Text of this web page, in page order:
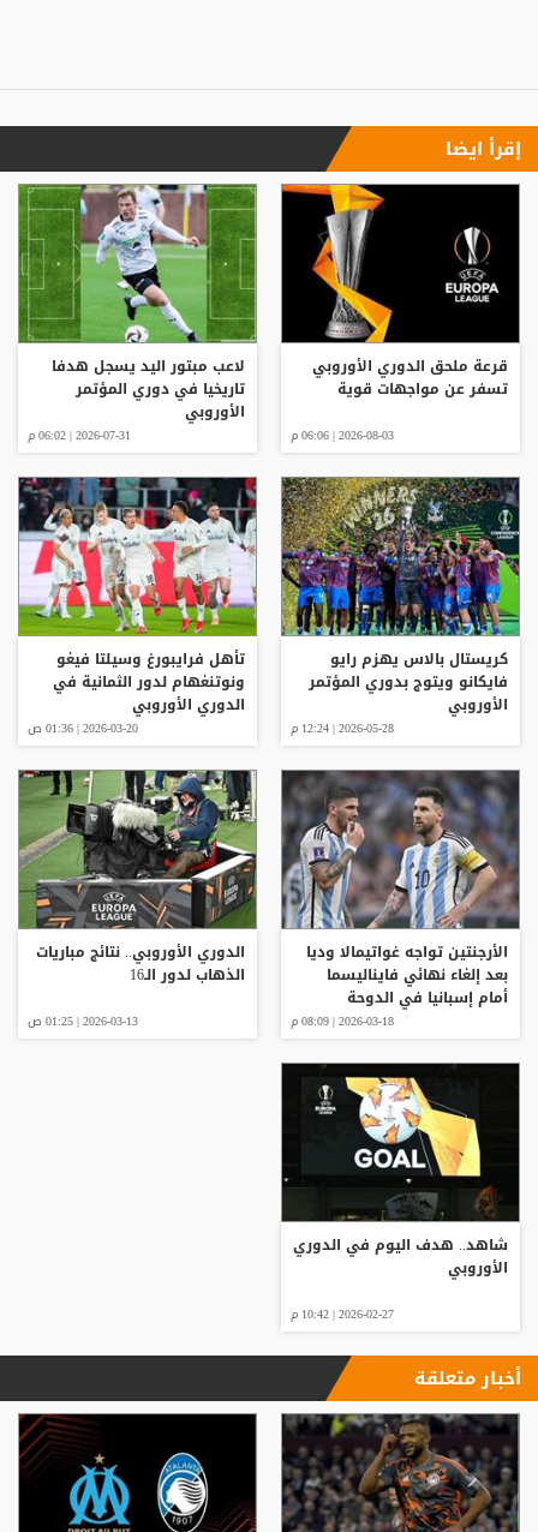
إقرأ ايضا
قرعة ملحق الدوري الأوروبي
تسفر عن مواجهات قوية
2026-08-03 | 06:06 م
لاعب مبتور اليد يسجل هدفا
تاريخيا في دوري المؤتمر
الأوروبي
2026-07-31 | 06:02 م
كريستال بالاس يهزم رايو
فايكانو ويتوج بدوري المؤتمر
الأوروبي
2026-05-28 | 12:24 م
تأهل فرايبورغ وسيلتا فيغو
ونوتنغهام لدور الثمانية في
الدوري الأوروبي
2026-03-20 | 01:36 ص
الأرجنتين تواجه غواتيمالا وديا
بعد إلغاء نهائي فايناليسما
أمام إسبانيا في الدوحة
2026-03-18 | 08:09 م
الدوري الأوروبي.. نتائج مباريات
الذهاب لدور الـ16
2026-03-13 | 01:25 ص
شاهد.. هدف اليوم في الدوري
الأوروبي
2026-02-27 | 10:42 م
أخبار متعلقة